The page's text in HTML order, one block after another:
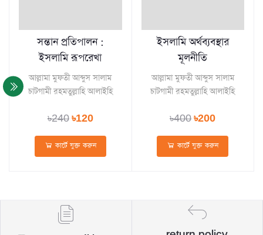
সন্তান প্রতিপালন :
ইসলামি রূপরেখা
আল্লামা মুফতী আব্দুস সালাম
চাটগামী রহমতুল্লাহি আলাইহি
৳240৳120
কার্টে যুক্ত করুন
ইসলামি অর্থব্যবস্থার
মূলনীতি
আল্লামা মুফতী আব্দুস সালাম
চাটগামী রহমতুল্লাহি আলাইহি
৳400৳200
কার্টে যুক্ত করুন